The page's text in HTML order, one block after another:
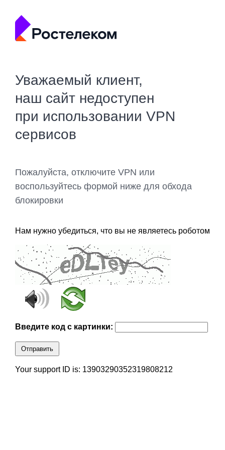
Уважаемый клиент,
наш сайт недоступен
при использовании VPN
сервисов
Пожалуйста, отключите VPN или
воспользуйтесь формой ниже для обхода
блокировки
Нам нужно убедиться, что вы не являетесь роботом
Введите код с картинки:
Отправить
Your support ID is: 13903290352319808212